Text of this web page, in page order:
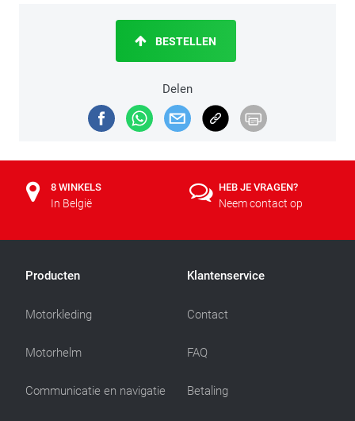
Delen
BESTELLEN
8 WINKELS
In België
HEB JE VRAGEN?
Neem contact op
Producten
Motorkleding
Motorhelm
Communicatie en navigatie
Klantenservice
Contact
FAQ
Betaling